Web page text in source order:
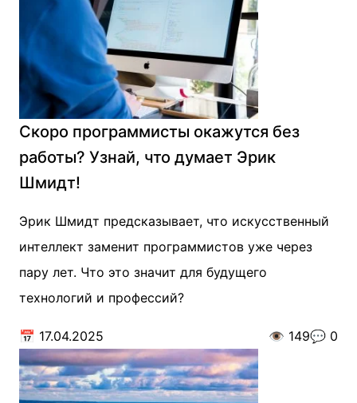
Скоро программисты окажутся без
работы? Узнай, что думает Эрик
Шмидт!
Эрик Шмидт предсказывает, что искусственный
интеллект заменит программистов уже через
пару лет. Что это значит для будущего
технологий и профессий?
📅 17.04.2025 👁️ 149💬 0